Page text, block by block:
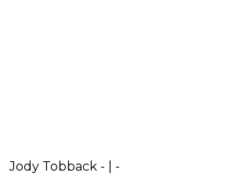
Jody Tobback - | -